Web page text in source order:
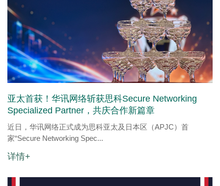
亚太首获！华讯网络斩获思科Secure Networking
Specialized Partner，共庆合作新篇章
近日，华讯网络正式成为思科亚太及日本区（APJC）首
家“Secure Networking Spec...
详情+